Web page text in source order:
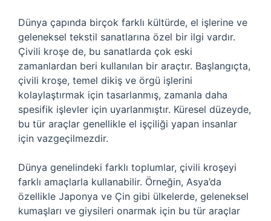
Dünya çapında birçok farklı kültürde, el işlerine ve
geleneksel tekstil sanatlarına özel bir ilgi vardır.
Çivili kroşe de, bu sanatlarda çok eski
zamanlardan beri kullanılan bir araçtır. Başlangıçta,
çivili kroşe, temel dikiş ve örgü işlerini
kolaylaştırmak için tasarlanmış, zamanla daha
spesifik işlevler için uyarlanmıştır. Küresel düzeyde,
bu tür araçlar genellikle el işçiliği yapan insanlar
için vazgeçilmezdir.
Dünya genelindeki farklı toplumlar, çivili kroşeyi
farklı amaçlarla kullanabilir. Örneğin, Asya’da
özellikle Japonya ve Çin gibi ülkelerde, geleneksel
kumaşları ve giysileri onarmak için bu tür araçlar